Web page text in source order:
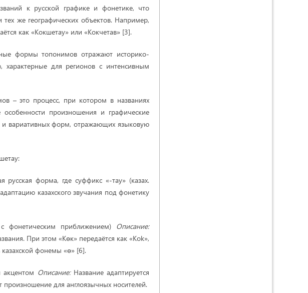
к русской графике и фонетике, что
же географических объектов. Например,
как «Кокшетау» или «Кокчетав» [3].
формы топонимов отражают историко-
для регионов с интенсивным
– это процесс, при котором в названиях
особенности произношения и графические
и вариативных форм, отражающих языковую
русская форма, где суффикс «-тау» (казах.
казахского звучания под фонетику
фонетическим приближением) Описание:
При этом «Көк» передаётся как «Kok»,
казахской фонемы «ө» [6].
Описание:Название адаптируется
произношение для англоязычных носителей.